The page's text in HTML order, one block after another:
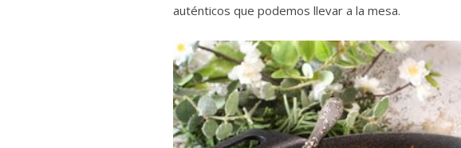
auténticos que podemos llevar a la mesa.